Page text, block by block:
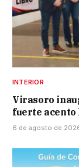
INTERIOR
Virasoro
fuerte
6 de agosto de